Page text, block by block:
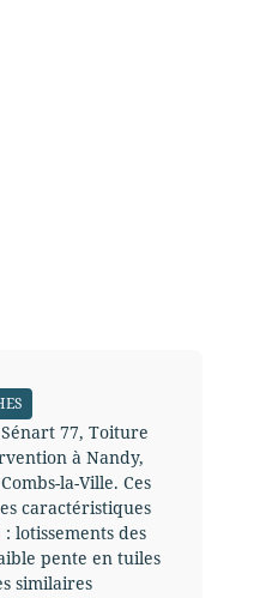
77, Toiture
à Nandy,
la-Ville. Ces
caractéristiques
lotissements des
pente en tuiles
similaires